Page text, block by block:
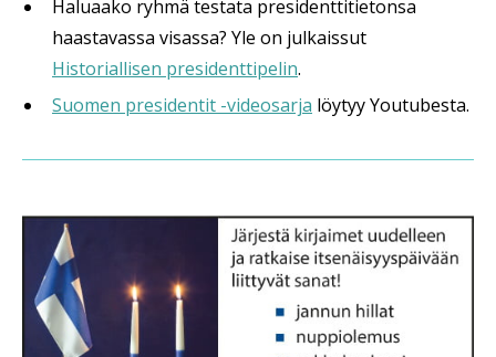
Haluaako ryhmä testata presidenttitietonsa
haastavassa visassa? Yle on julkaissut
Historiallisen presidenttipelin.
Suomen presidentit -videosarja löytyy Youtubesta.